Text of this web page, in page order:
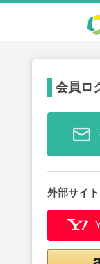
会員ロ
外部サイ